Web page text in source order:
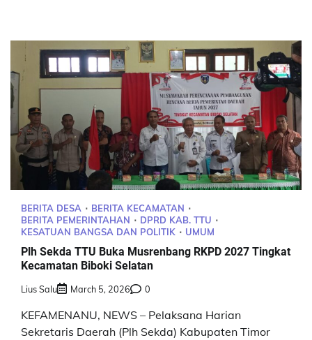
BERITA DESA
BERITA KECAMATAN
BERITA PEMERINTAHAN
DPRD KAB. TTU
KESATUAN BANGSA DAN POLITIK
UMUM
Plh Sekda TTU Buka Musrenbang RKPD 2027 Tingkat
Kecamatan Biboki Selatan
Lius Salu March 5, 2026 0
KEFAMENANU, NEWS – Pelaksana Harian
Sekretaris Daerah (Plh Sekda) Kabupaten Timor